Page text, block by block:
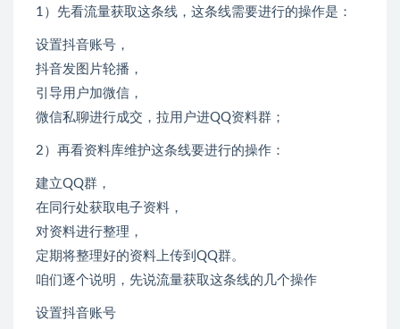
1）先看流量获取这条线，这条线需要进行的操作是：
设置抖音账号，
抖音发图片轮播，
引导用户加微信，
微信私聊进行成交，拉用户进QQ资料群；
2）再看资料库维护这条线要进行的操作：
建立QQ群，
在同行处获取电子资料，
对资料进行整理，
定期将整理好的资料上传到QQ群。
咱们逐个说明，先说流量获取这条线的几个操作
设置抖音账号